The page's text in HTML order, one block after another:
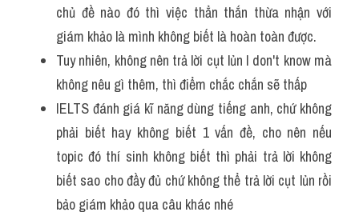
chủ đề nào đó thì việc thẳn thắn thừa nhận với
giám khảo là mình không biết là hoàn toàn được.
Tuy nhiên, không nên trả lời cụt lủn I don't know mà
không nêu gì thêm, thì điểm chắc chắn sẽ thấp
IELTS đánh giá kĩ năng dùng tiếng anh, chứ không
phải biết hay không biết 1 vấn đề, cho nên nếu
topic đó thí sinh không biết thì phải trả lời không
biết sao cho đầy đủ chứ không thể trả lời cụt lủn rồi
bảo giám khảo qua câu khác nhé